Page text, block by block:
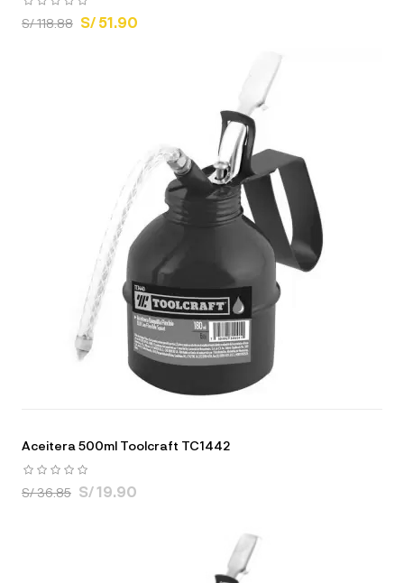
S/ 118.88 S/ 51.90
Aceitera 500ml Toolcraft TC1442
S/ 36.85 S/ 19.90